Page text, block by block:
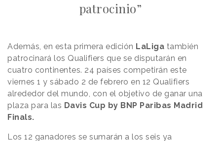
patrocinio”
Además, en esta primera edición LaLiga también
patrocinará los Qualifiers que se disputarán en
cuatro continentes. 24 países competirán este
viernes 1 y sábado 2 de febrero en 12 Qualifiers
alrededor del mundo, con el objetivo de ganar una
plaza para las Davis Cup by BNP Paribas Madrid
Finals.
Los 12 ganadores se sumarán a los seis ya